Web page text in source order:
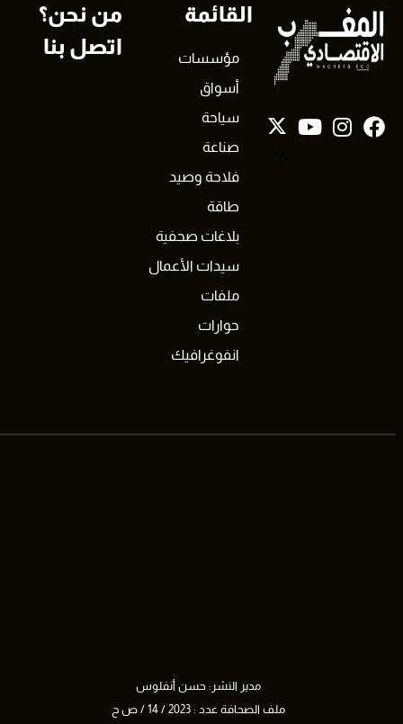
القائمة
مؤسسات
أسواق
سياحة
صناعة
فلاحة وصيد
طاقة
بلاغات صحفية
سيدات الأعمال
ملفات
حوارات
انفوغرافيك
من نحن؟
اتصل بنا
مدير النشر: حسن أنفلوس
ملف الصحافة عدد : 2023 / 14 / ص ح